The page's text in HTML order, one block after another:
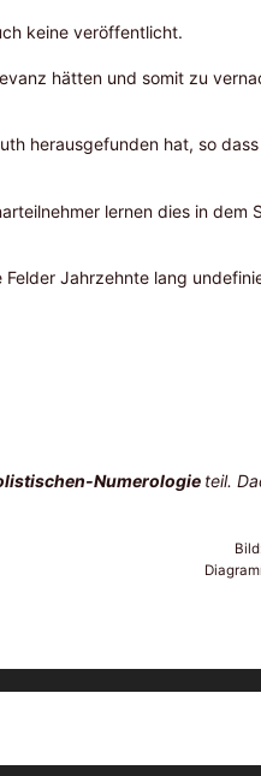
keine veröffentlicht.
hätten und somit zu
herausgefunden hat, so
lernen dies in dem
Jahrzehnte lang
Numerologie teil.